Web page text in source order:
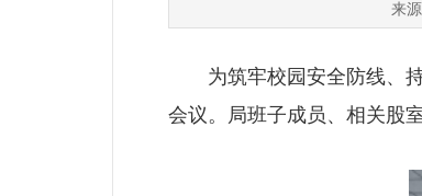
来源
为筑牢校园安全防线、持
会议。局班子成员、相关股